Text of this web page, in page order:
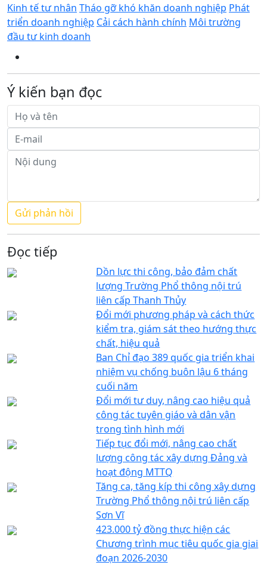
Kinh tế tư nhân Tháo gỡ khó khăn doanh nghiệp Phát
triển doanh nghiệp Cải cách hành chính Môi trường
đầu tư kinh doanh
Ý kiến bạn đọc
Đọc tiếp
Dồn lực thi công, bảo đảm chất
lượng Trường Phổ thông nội trú
liên cấp Thanh Thủy
Đổi mới phương pháp và cách thức
kiểm tra, giám sát theo hướng thực
chất, hiệu quả
Ban Chỉ đạo 389 quốc gia triển khai
nhiệm vụ chống buôn lậu 6 tháng
cuối năm
Đổi mới tư duy, nâng cao hiệu quả
công tác tuyên giáo và dân vận
trong tình hình mới
Tiếp tục đổi mới, nâng cao chất
lượng công tác xây dựng Đảng và
hoạt động MTTQ
Tăng ca, tăng kíp thi công xây dựng
Trường Phổ thông nội trú liên cấp
Sơn Vĩ
423.000 tỷ đồng thực hiện các
Chương trình mục tiêu quốc gia giai
đoạn 2026-2030